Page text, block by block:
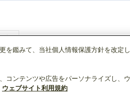
を鑑みて、当社個人情報保護方針を改定
コンテンツや広告をパーソナライズし、
ウェブサイト利用規約